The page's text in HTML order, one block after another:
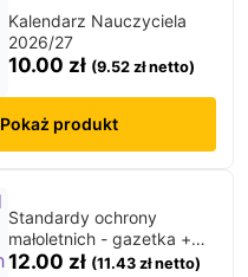
Kalendarz Nauczyciela
2026/27
10.00 zł (9.52 złnetto)
Pokaż produkt
Standardy ochrony
małoletnich - gazetka +
plakat
12.00 zł (11.43 złnetto)